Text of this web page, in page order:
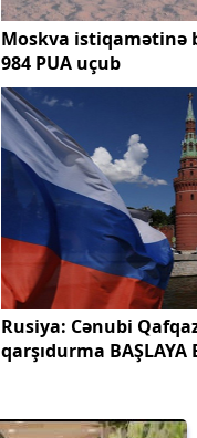
Moskva istiqamətinə
984 PUA uçub
Rusiya: Cənubi
qarşıdurma BAŞLAYA